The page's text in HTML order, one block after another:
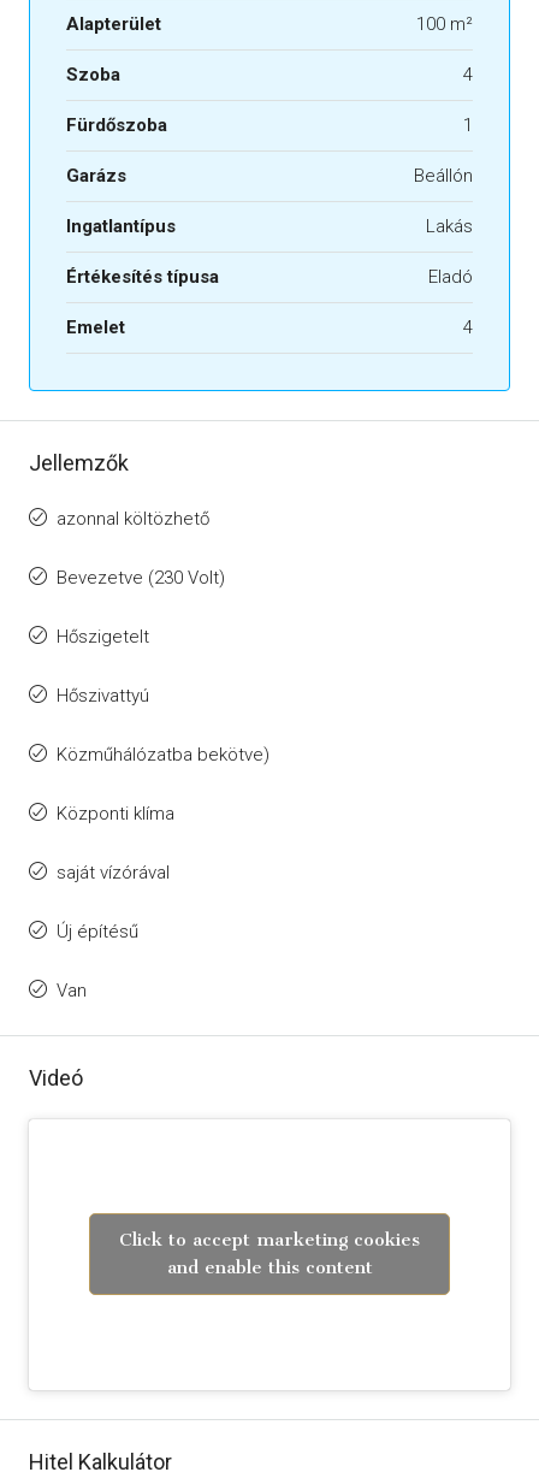
Alapterület 100 m²
Szoba 4
Fürdőszoba 1
Garázs Beállón
Ingatlantípus Lakás
Értékesítés típusa Eladó
Emelet 4
Jellemzők
azonnal költözhető
Bevezetve (230 Volt)
Hőszigetelt
Hőszivattyú
Közműhálózatba bekötve)
Központi klíma
saját vízórával
Új építésű
Van
Videó
Click to accept marketing cookies
and enable this content
Hitel Kalkulátor